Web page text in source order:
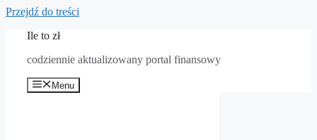
Przejdź do treści
Ile to zł
codziennie aktualizowany portal finansowy
Menu